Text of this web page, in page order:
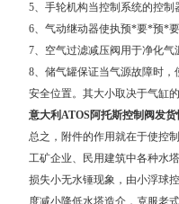
5、手轮机构当控制系统的控
6、气动继动器使执预*要*预*
7、空气过滤减压阀用于净化气
8、储气罐保证当气源故障时
安全位置。其大小取决于气缸
意大利ATOS阿托斯控制阀发货
总之，附件的作用就在于使控
工矿企业、民用建筑中各种水
损失小无水锤现象，由小浮球
度减小降低水塔造介，克服老